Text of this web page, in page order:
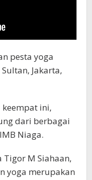
pesta yoga
Jakarta,
ini,
dari berbagai
Niaga.
Tigor M Siahaan,
yoga merupakan